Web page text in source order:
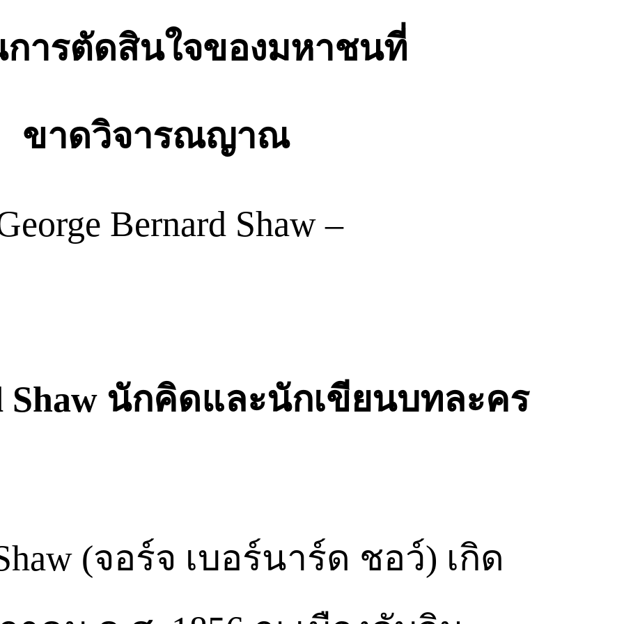
การตัดสินใจของมหาชนที่
ขาดวิจารณญาณ
Bernard Shaw –
Shaw นักคิดและนักเขียนบทละคร
(จอร์จ เบอร์นาร์ด ชอว์) เกิด